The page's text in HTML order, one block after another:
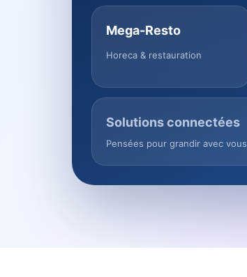
Mega-Resto
Horeca & restauration
Solutions connectées
Pensées pour grandir avec vous